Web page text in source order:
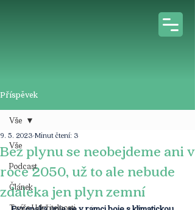
Příspěvek
Vše
Podcast
Článek
Tváře Udržitelnosti
Vše
Bez plynu se neobejdeme ani v
roce 2050, už to ale nebude
zdaleka jen plyn zemní
9. 5. 2023 Minut čtení: 3